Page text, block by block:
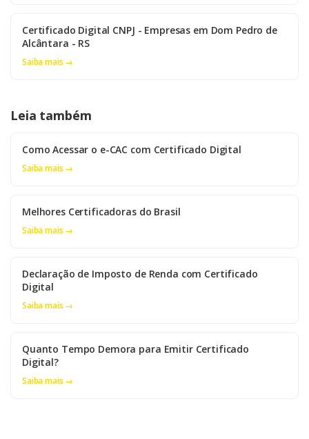
Certificado Digital CNPJ - Empresas em Dom Pedro de
Alcântara - RS
Saiba mais →
Leia também
Como Acessar o e-CAC com Certificado Digital
Saiba mais →
Melhores Certificadoras do Brasil
Saiba mais →
Declaração de Imposto de Renda com Certificado
Digital
Saiba mais →
Quanto Tempo Demora para Emitir Certificado
Digital?
Saiba mais →